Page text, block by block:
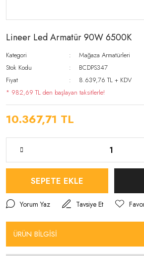
Lineer Led Armatür 90W 6500K
Kategori
Mağaza Armatürleri
Stok Kodu
BCDPS347
Fiyat
8.639,76 TL + KDV
* 982,69 TL den başlayan taksitlerle!
10.367,71 TL
SEPETE EKLE
Yorum Yaz Tavsiye Et
ÜRÜN BİLGİSİ